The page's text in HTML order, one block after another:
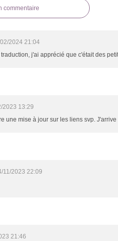
commentaire
2024 21:04
j'ai apprécié que c'était des
2023 13:29
une mise à jour sur les liens svp.
11/2023 22:09
21:46